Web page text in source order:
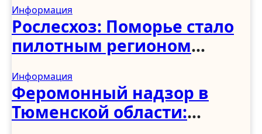
Информация
Рослесхоз: Поморье стало
пилотным регионом
восстановлению
деревянных храмов
Информация
Феромонный надзор в
Тюменской области: